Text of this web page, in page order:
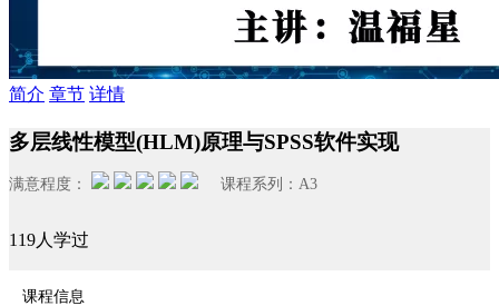
简介 章节 详情
多层线性模型(HLM)原理与SPSS软件实现
满意程度： 课程系列： A3
119人学过
课程信息